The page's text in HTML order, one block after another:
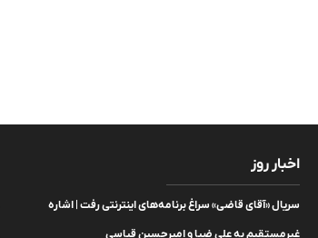
اخبار روز
سریال «آقای قاضی» سراغ برنامه‌های اینترنتی رفت | اشاره
غیرمستقیم به علی ضیا و امیرحسین قیاسی